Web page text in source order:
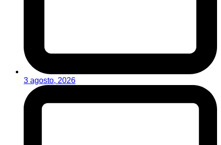
3 agosto, 2026